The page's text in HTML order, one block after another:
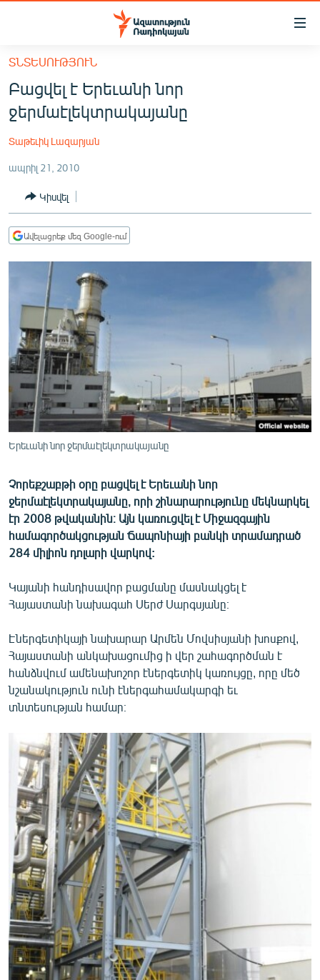
Մատչելիության
հիմնական
բովանդակությանը
Անցնել
հիմնական
մենյուին
ՀԱՅԱՍՏԱՆ
ՔԱՂԱՔԱԿԱՆ
ԸՆՏՐՈՒԹՅՈՒՆՆԵՐ 2026
ԻՐԱՎՈՒՆՔ
ՀԱՍԱՐԱԿՈՒԹՅՈՒՆ
ՏՆՏԵՍՈՒԹՅՈՒՆ
ՊԱՏԵՐԱԶՄԻ 6 ՇԱԲԱԹՆԵՐԸ
ՏԱՐԱԾԱՇՐՋԱՆ
ՄԻՋԱԶԳԱՅԻՆ
ՄՇԱԿՈՒՅԹ
ՍՊՈՐՏ
ՄԵԿՆԱԲԱՆՈՒԹՅՈՒՆ
ՏՏ ԵՒ ԻՆՏԵՐՆԵՏ
ԱՐԽԻՎ
ՏԵՍԱՆՅՈՒԹԵՐ
ԲԱՆԱՎԵՃ
ՁԳՏԵԼՈՎ ԼԱՎԱԳՈՒՅՆԻՆ
ՓՈԴՔԱՍԹ
English
Русский
ՀԵՏԵՎԵՔ ՄԵԶ
«Ազատության» բոլոր կայքերը
ՏՆՏԵՍՈՒԹՅՈՒՆ
Բացվել է Երեւանի նոր
ջերմաէլեկտրակայանը
Տաթեւիկ Լազարյան
ապրիլ 21, 2010
Կիսվել
Ավելացրեք մեզ Google-ում
Երեւանի նոր ջերմաէլեկտրակայանը
Չորեքշաբթի օրը բացվել է Երեւանի նոր
ջերմաէլեկտրակայանը, որի շինարարությունը մեկնարկել
էր 2008 թվականին։ Այն կառուցվել է Միջազգային
համագործակցության Ճապոնիայի բանկի տրամադրած
284 միլիոն դոլարի վարկով:
Կայանի հանդիսավոր բացմանը մասնակցել է
Հայաստանի նախագահ Սերժ Սարգսյանը։
Էներգետիկայի նախարար Արմեն Մովսիսյանի խոսքով,
Հայաստանի անկախացումից ի վեր շահագործման է
հանձնվում ամենախոշոր էներգետիկ կառույցը, որը մեծ
նշանակություն ունի էներգահամակարգի եւ
տնտեսության համար։